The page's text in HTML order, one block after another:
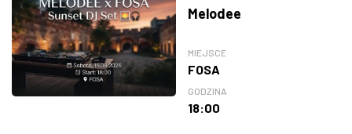
Melodee
MIEJSCE
FOSA
GODZINA
18:00